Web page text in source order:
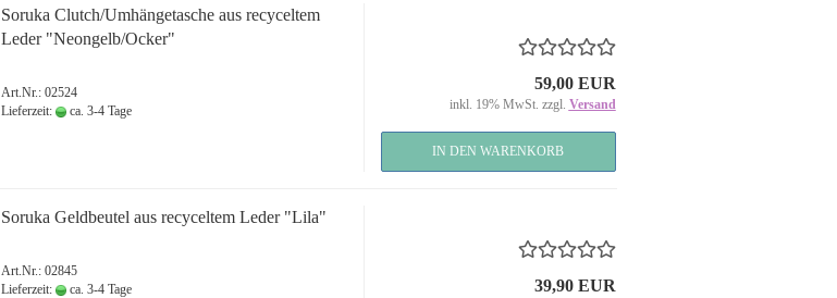
Soruka Clutch/Umhängetasche aus recyceltem
Leder "Neongelb/Ocker"
Art.Nr.: 02524
Lieferzeit:
ca. 3-4 Tage
59,00 EUR
inkl. 19% MwSt. zzgl. Versand
IN DEN WARENKORB
Soruka Geldbeutel aus recyceltem Leder "Lila"
Art.Nr.: 02845
Lieferzeit:
ca. 3-4 Tage 39,90 EUR